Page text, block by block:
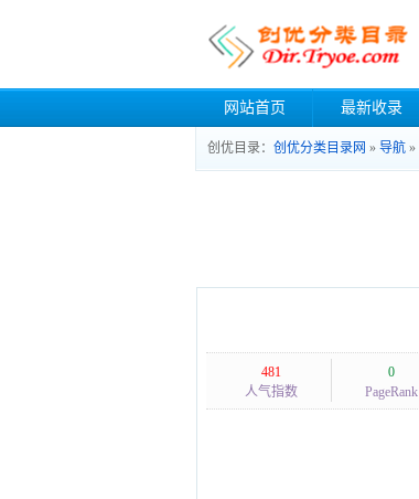
网站首页 最新收录
创优目录： 创优分类目录网 » 导航 »
481
人气指数
0
PageRank